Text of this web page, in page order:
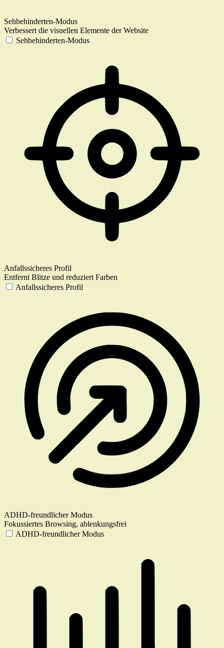
Sehbehinderten-Modus
Verbessert die visuellen Elemente der Website
Sehbehinderten-Modus
Anfallssicheres Profil
Entfernt Blitze und reduziert Farben
Anfallssicheres Profil
ADHD-freundlicher Modus
Fokussiertes Browsing, ablenkungsfrei
ADHD-freundlicher Modus